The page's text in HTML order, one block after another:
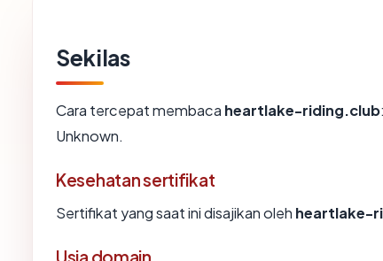
Sekilas
Cara tercepat membaca heartlake-riding.club
Unknown.
Kesehatan sertifikat
Sertifikat yang saat ini disajikan oleh heartlake-
Usia domain